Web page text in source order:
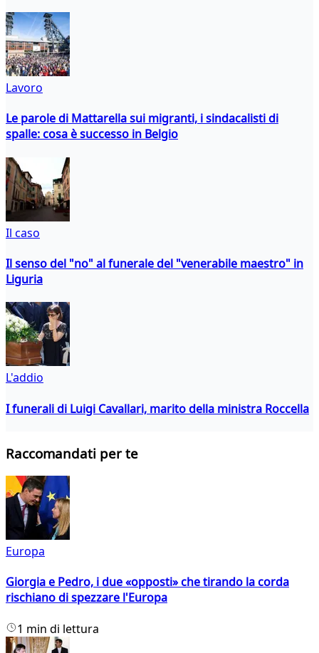
Lavoro
Le parole di Mattarella sui migranti, i sindacalisti di
spalle: cosa è successo in Belgio
Il caso
Il senso del "no" al funerale del "venerabile maestro" in
Liguria
L'addio
I funerali di Luigi Cavallari, marito della ministra Roccella
Raccomandati per te
Europa
Giorgia e Pedro, i due «opposti» che tirando la corda
rischiano di spezzare l'Europa
1 min di lettura